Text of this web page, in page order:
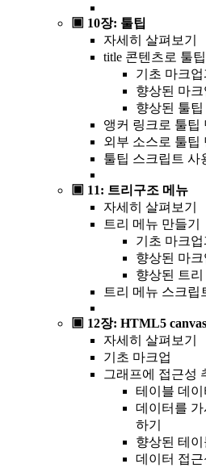
▣ 10장: 툴팁
자세히 살펴보기
title 콘텐츠로 툴팁
기초 마크
향상된 마
향상된 툴
앵커 링크로 툴팁
외부 소스로 툴팁
툴팁 스크립트 사
▣ 11: 트리구조 메뉴
자세히 살펴보기
트리 메뉴 만들기
기초 마크
향상된 마
향상된 트
트리 메뉴 스크립
▣ 12장: HTML5
자세히 살펴보기
기초 마크업
그래프에 접근성
테이블 데이
데이터를 가
하기
향상된 테이
데이터 접근